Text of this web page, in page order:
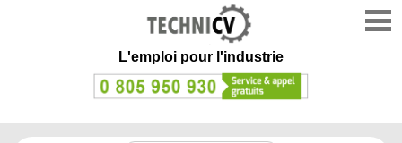
L'emploi pour l'industrie